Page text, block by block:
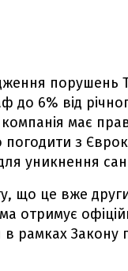
порушень
до 6% від
має
з
уникнення
що це вже
отримує
рамках Закону